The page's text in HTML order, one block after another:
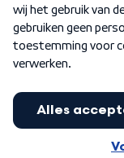
Word Lid